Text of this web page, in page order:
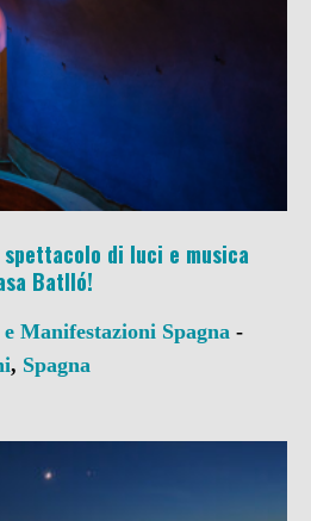
di luci e musica
Batlló!
Manifestazioni Spagna -
, Spagna